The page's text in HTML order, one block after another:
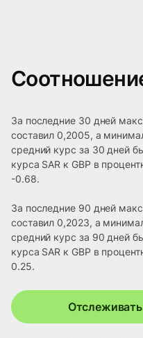
За последние 30 дней
составил 0,2005, а
средний курс за 30 дней
курса SAR к GBP в
-0.68.
За последние 90 дней
составил 0,2023, а
средний курс за 90 дней
курса SAR к GBP в
0.25.